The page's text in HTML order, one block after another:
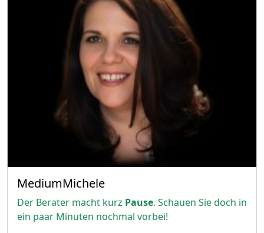
MediumMichele
Der Berater macht kurz Pause. Schauen Sie doch in
ein paar Minuten nochmal vorbei!